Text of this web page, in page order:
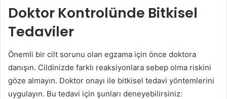
Doktor Kontrolünde Bitkisel
Tedaviler
Önemli bir cilt sorunu olan egzama için önce doktora
danışın. Cildinizde farklı reaksiyonlara sebep olma riskini
göze almayın. Doktor onayı ile bitkisel tedavi yöntemlerini
uygulayın. Bu tedavi için şunları deneyebilirsiniz: